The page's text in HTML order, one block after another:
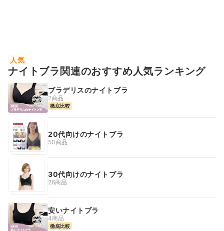
人気
ナイトブラ関連のおすすめ人気ランキング
ブラデリスのナイトブラ
2商品
徹底比較
20代向けのナイトブラ
50商品
30代向けのナイトブラ
26商品
安いナイトブラ
4商品
徹底比較